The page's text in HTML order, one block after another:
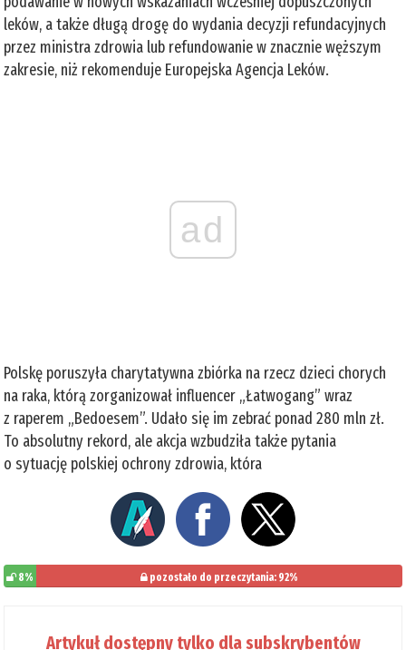
leków, a także długą drogę do wydania decyzji refundacyjnych
przez ministra zdrowia lub refundowanie w znacznie węższym
zakresie, niż rekomenduje Europejska Agencja Leków.
ad
Polskę poruszyła charytatywna zbiórka na rzecz dzieci chorych
na raka, którą zorganizował influencer „Łatwogang” wraz
z raperem „Bedoesem”. Udało się im zebrać ponad 280 mln zł.
To absolutny rekord, ale akcja wzbudziła także pytania
o sytuację polskiej ochrony zdrowia, która
8% pozostało do przeczytania: 92%
Artykuł dostępny tylko dla subskrybentów